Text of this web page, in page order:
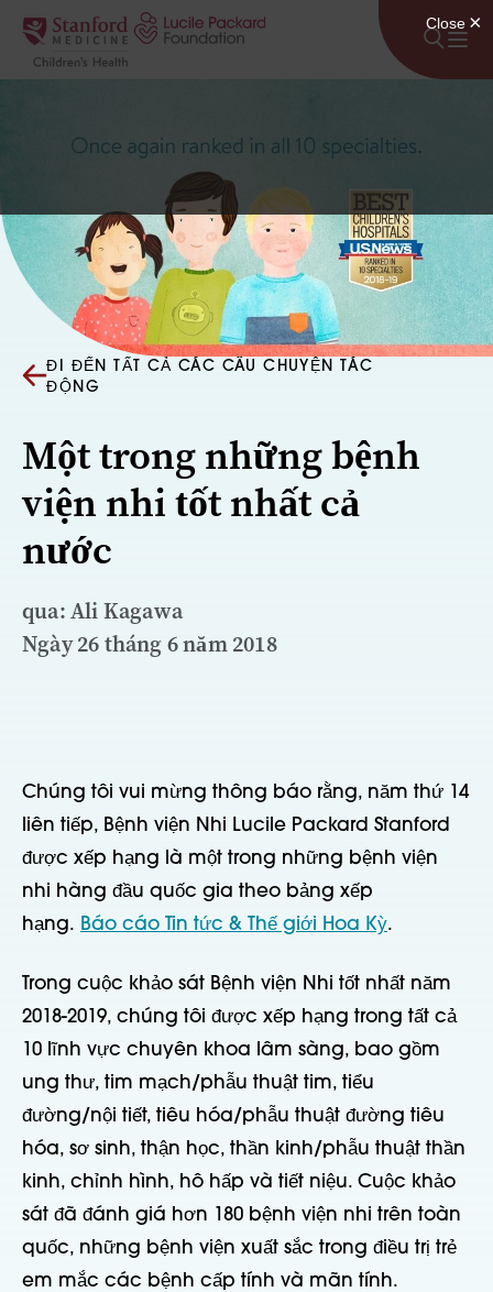
Bỏ qua nội dung
ĐI ĐẾN TẤT CẢ CÁC CÂU CHUYỆN TÁC
ĐỘNG
Một trong những bệnh
viện nhi tốt nhất cả
nước
qua: Ali Kagawa
Ngày 26 tháng 6 năm 2018
Chúng tôi vui mừng thông báo rằng, năm thứ 14
liên tiếp, Bệnh viện Nhi Lucile Packard Stanford
được xếp hạng là một trong những bệnh viện
nhi hàng đầu quốc gia theo bảng xếp
hạng. Báo cáo Tin tức & Thế giới Hoa Kỳ.
Trong cuộc khảo sát Bệnh viện Nhi tốt nhất năm
2018-2019, chúng tôi được xếp hạng trong tất cả
10 lĩnh vực chuyên khoa lâm sàng, bao gồm
ung thư, tim mạch/phẫu thuật tim, tiểu
đường/nội tiết, tiêu hóa/phẫu thuật đường tiêu
hóa, sơ sinh, thận học, thần kinh/phẫu thuật thần
kinh, chỉnh hình, hô hấp và tiết niệu. Cuộc khảo
sát đã đánh giá hơn 180 bệnh viện nhi trên toàn
quốc, những bệnh viện xuất sắc trong điều trị trẻ
em mắc các bệnh cấp tính và mãn tính.